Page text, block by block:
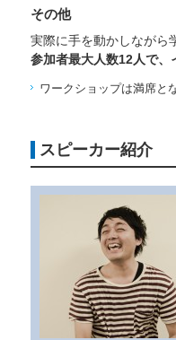
その他
実際に手を動かしながら
参加者最大人数12人で、
ワークショップは満席と
スピーカー紹介